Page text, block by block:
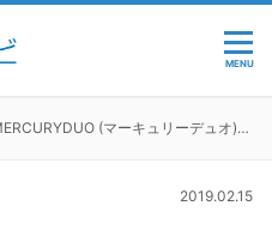
MENU
MERCURYDUO (マーキュリーデュオ)で働くのってどう？
2019.02.15